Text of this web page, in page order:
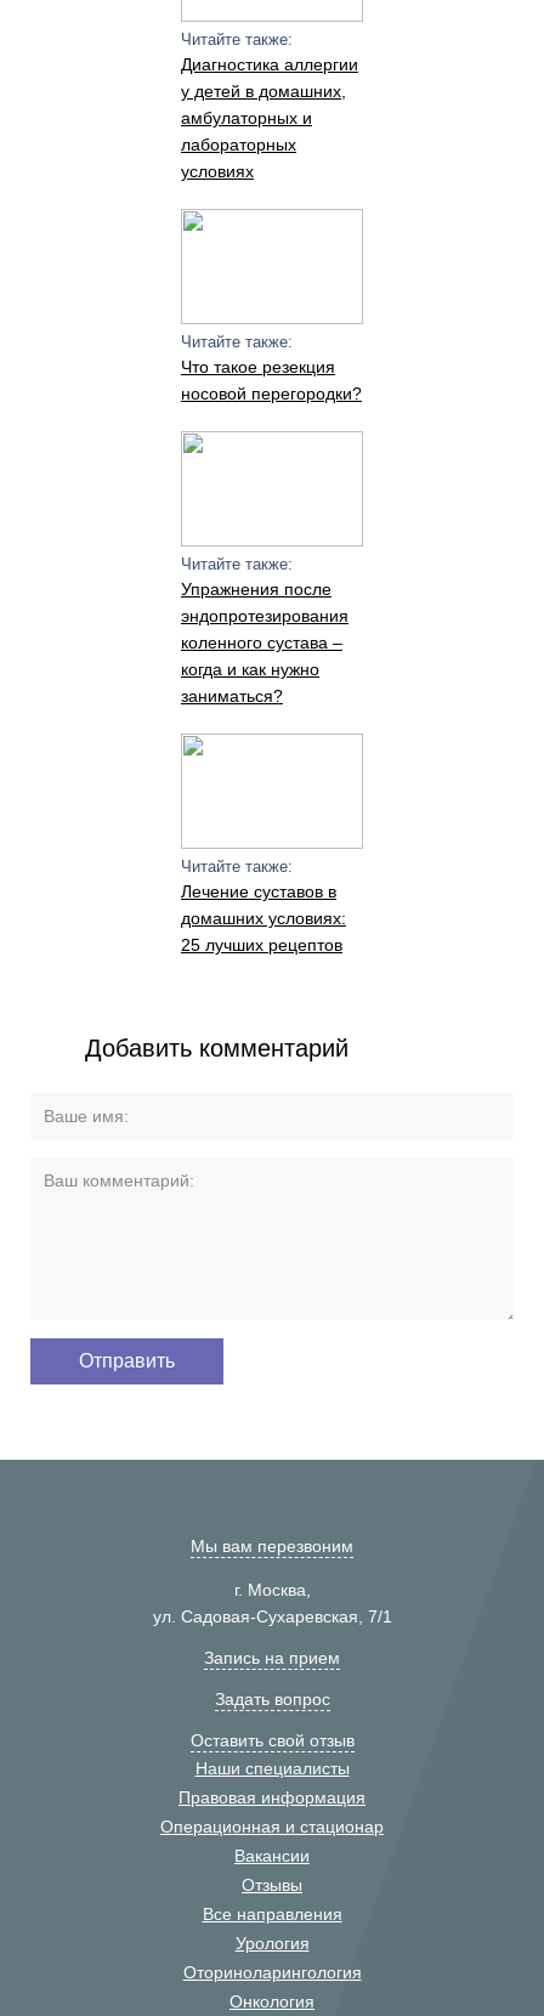
Читайте также:
Диагностика аллергии
у детей в домашних,
амбулаторных и
лабораторных
условиях
Читайте также:
Что такое резекция
носовой перегородки?
Читайте также:
Упражнения после
эндопротезирования
коленного сустава –
когда и как нужно
заниматься?
Читайте также:
Лечение суставов в
домашних условиях:
25 лучших рецептов
Добавить комментарий
Мы вам перезвоним
г. Москва,
ул. Садовая-Сухаревская, 7/1
Запись на прием
Задать вопрос
Оставить свой отзыв
Наши специалисты
Правовая информация
Операционная и стационар
Вакансии
Отзывы
Все направления
Урология
Оториноларингология
Онкология